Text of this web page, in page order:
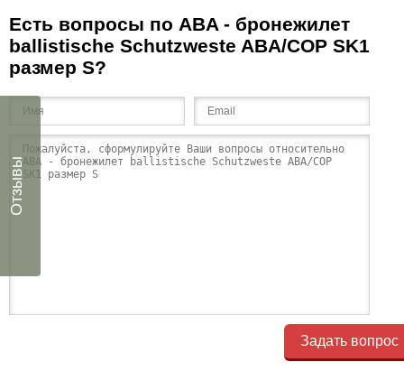
Есть вопросы по ABA - бронежилет
ballistische Schutzweste ABA/COP SK1
размер S?
Задать вопрос
Отзывы